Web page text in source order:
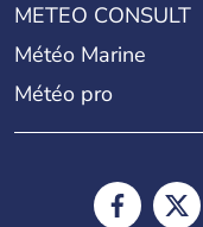
METEO CONSULT
Météo Marine
Météo pro